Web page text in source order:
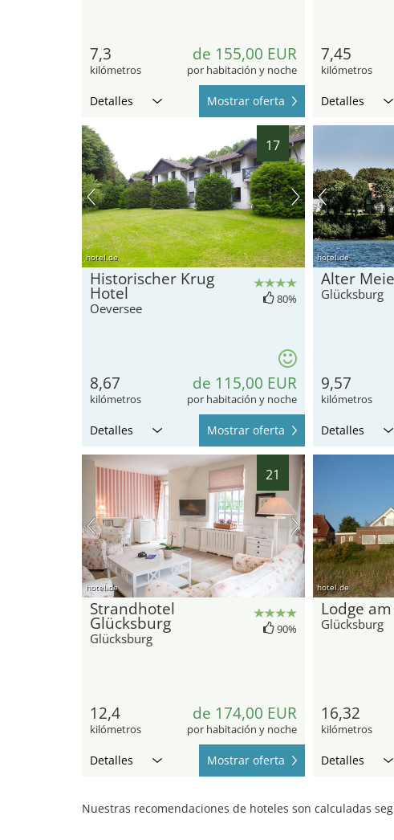
7,3
kilómetros
de 155,00 EUR
por habitación y noche
Detalles Mostrar oferta
7,45
kilómetros
Detalles
17
hotel.de
Historischer Krug
Hotel
Oeversee
80%
8,67
kilómetros
de 115,00 EUR
por habitación y noche
Detalles Mostrar oferta
hotel.de
Alter
Glücksburg
9,57
kilómetros
Detalles
21
hotel.de
Strandhotel
Glücksburg
Glücksburg
90%
12,4
kilómetros
de 174,00 EUR
por habitación y noche
Detalles Mostrar oferta
hotel.de
Lodge
Glücksburg
16,32
kilómetros
Detalles
Nuestras recomendaciones de hoteles son calculadas